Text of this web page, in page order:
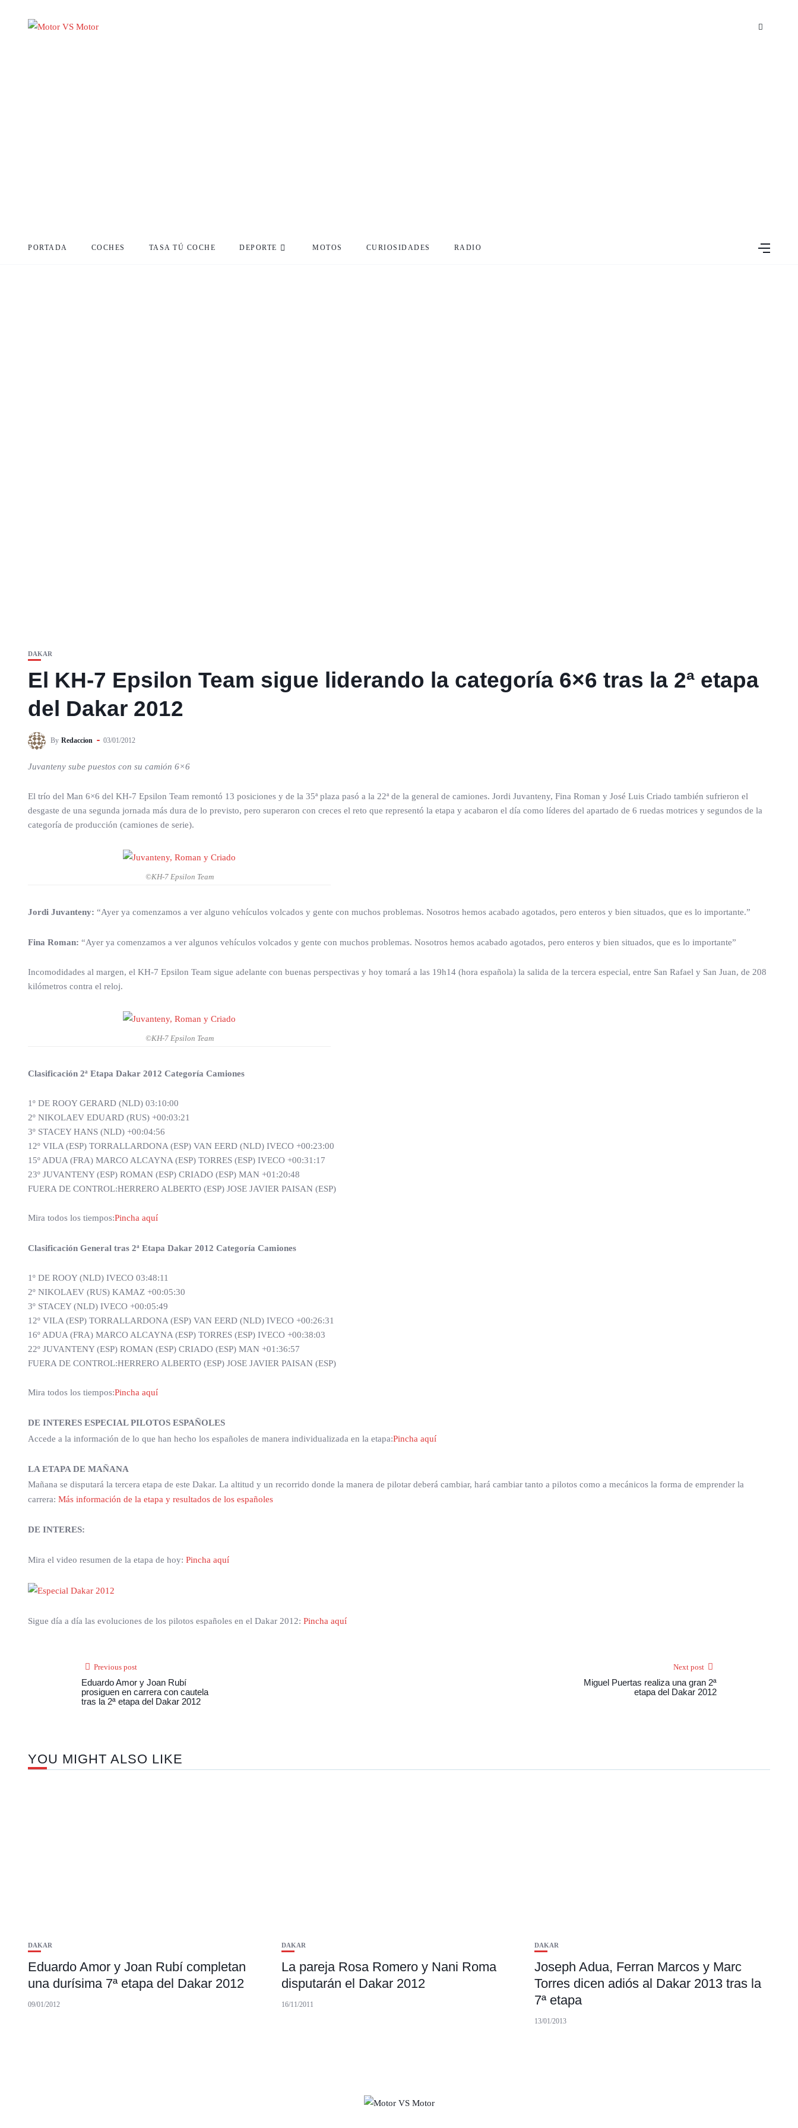
PORTADA COCHES TASA TÚ COCHE DEPORTE MOTOS CURIOSIDADES RADIO
DAKAR
El KH-7 Epsilon Team sigue liderando la categoría 6×6 tras la 2ª etapa
del Dakar 2012
By Redaccion 03/01/2012
Juvanteny sube puestos con su camión 6×6
El trío del Man 6×6 del KH-7 Epsilon Team remontó 13 posiciones y de la 35ª plaza pasó a la 22ª de la general de camiones. Jordi Juvanteny, Fina Roman y José Luis Criado también sufrieron el
desgaste de una segunda jornada más dura de lo previsto, pero superaron con creces el reto que representó la etapa y acabaron el día como líderes del apartado de 6 ruedas motrices y segundos de la
categoría de producción (camiones de serie).
©KH-7 Epsilon Team
Jordi Juvanteny: “Ayer ya comenzamos a ver alguno vehículos volcados y gente con muchos problemas. Nosotros hemos acabado agotados, pero enteros y bien situados, que es lo importante.”
Fina Roman: “Ayer ya comenzamos a ver algunos vehículos volcados y gente con muchos problemas. Nosotros hemos acabado agotados, pero enteros y bien situados, que es lo importante”
Incomodidades al margen, el KH-7 Epsilon Team sigue adelante con buenas perspectivas y hoy tomará a las 19h14 (hora española) la salida de la tercera especial, entre San Rafael y San Juan, de 208
kilómetros contra el reloj.
©KH-7 Epsilon Team
Clasificación 2ª Etapa Dakar 2012 Categoría Camiones
1º DE ROOY GERARD (NLD) 03:10:00
2º NIKOLAEV EDUARD (RUS) +00:03:21
3º STACEY HANS (NLD) +00:04:56
12º VILA (ESP) TORRALLARDONA (ESP) VAN EERD (NLD) IVECO +00:23:00
15º ADUA (FRA) MARCO ALCAYNA (ESP) TORRES (ESP) IVECO +00:31:17
23º JUVANTENY (ESP) ROMAN (ESP) CRIADO (ESP) MAN +01:20:48
FUERA DE CONTROL:HERRERO ALBERTO (ESP) JOSE JAVIER PAISAN (ESP)
Mira todos los tiempos:Pincha aquí
Clasificación General tras 2ª Etapa Dakar 2012 Categoría Camiones
1º DE ROOY (NLD) IVECO 03:48:11
2º NIKOLAEV (RUS) KAMAZ +00:05:30
3º STACEY (NLD) IVECO +00:05:49
12º VILA (ESP) TORRALLARDONA (ESP) VAN EERD (NLD) IVECO +00:26:31
16º ADUA (FRA) MARCO ALCAYNA (ESP) TORRES (ESP) IVECO +00:38:03
22º JUVANTENY (ESP) ROMAN (ESP) CRIADO (ESP) MAN +01:36:57
FUERA DE CONTROL:HERRERO ALBERTO (ESP) JOSE JAVIER PAISAN (ESP)
Mira todos los tiempos:Pincha aquí
DE INTERES ESPECIAL PILOTOS ESPAÑOLES
Accede a la información de lo que han hecho los españoles de manera individualizada en la etapa:Pincha aquí
LA ETAPA DE MAÑANA
Mañana se disputará la tercera etapa de este Dakar. La altitud y un recorrido donde la manera de pilotar deberá cambiar, hará cambiar tanto a pilotos como a mecánicos la forma de emprender la
carrera: Más información de la etapa y resultados de los españoles
DE INTERES:
Mira el video resumen de la etapa de hoy: Pincha aquí
Sigue día a día las evoluciones de los pilotos españoles en el Dakar 2012: Pincha aquí
Previous post
Eduardo Amor y Joan Rubí
prosiguen en carrera con cautela
tras la 2ª etapa del Dakar 2012
Next post
Miguel Puertas realiza una gran 2ª
etapa del Dakar 2012
YOU MIGHT ALSO LIKE
DAKAR
Eduardo Amor y Joan Rubí completan
una durísima 7ª etapa del Dakar 2012
09/01/2012
DAKAR
La pareja Rosa Romero y Nani Roma
disputarán el Dakar 2012
16/11/2011
DAKAR
Joseph Adua, Ferran Marcos y Marc
Torres dicen adiós al Dakar 2013 tras la
7ª etapa
13/01/2013